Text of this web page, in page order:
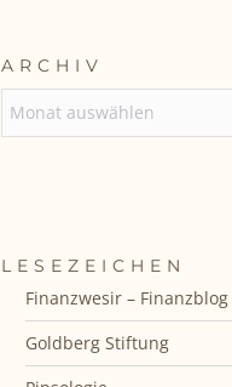
ARCHIV
LESEZEICHEN
Finanzwesir – Finanzblog
Goldberg Stiftung